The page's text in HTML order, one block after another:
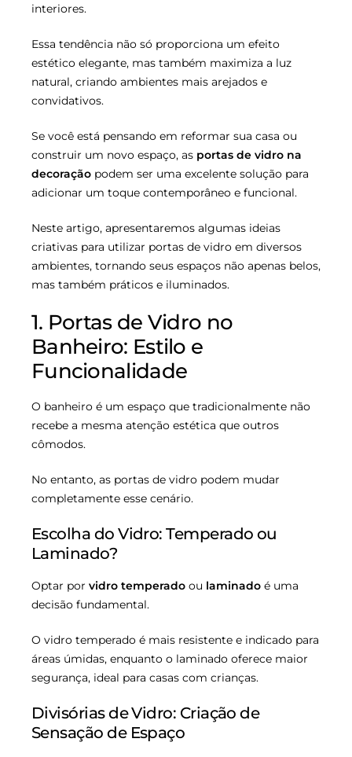
interiores.
Essa tendência não só proporciona um efeito
estético elegante, mas também maximiza a luz
natural, criando ambientes mais arejados e
convidativos.
Se você está pensando em reformar sua casa ou
construir um novo espaço, as portas de vidro na
decoração podem ser uma excelente solução para
adicionar um toque contemporâneo e funcional.
Neste artigo, apresentaremos algumas ideias
criativas para utilizar portas de vidro em diversos
ambientes, tornando seus espaços não apenas belos,
mas também práticos e iluminados.
1. Portas de Vidro no
Banheiro: Estilo e
Funcionalidade
O banheiro é um espaço que tradicionalmente não
recebe a mesma atenção estética que outros
cômodos.
No entanto, as portas de vidro podem mudar
completamente esse cenário.
Escolha do Vidro: Temperado ou
Laminado?
Optar por vidro temperado ou laminado é uma
decisão fundamental.
O vidro temperado é mais resistente e indicado para
áreas úmidas, enquanto o laminado oferece maior
segurança, ideal para casas com crianças.
Divisórias de Vidro: Criação de
Sensação de Espaço